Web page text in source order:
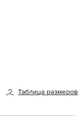
Таблица размеров